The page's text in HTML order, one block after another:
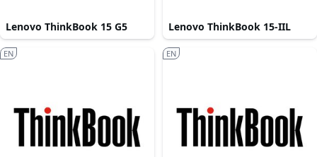
Lenovo ThinkBook 15 G5 Lenovo ThinkBook 15-IIL
EN EN